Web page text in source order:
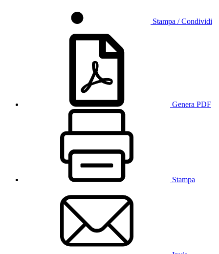
Stampa / Condividi
Genera PDF
Stampa